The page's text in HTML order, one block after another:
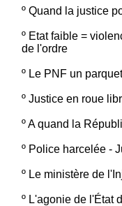
º Quand la justice
º Etat faible =
de l'ordre
º Le PNF un
º Justice en roue
ºA quand la
º Police harcelée -
º Le ministère de
º L'agonie de l'État